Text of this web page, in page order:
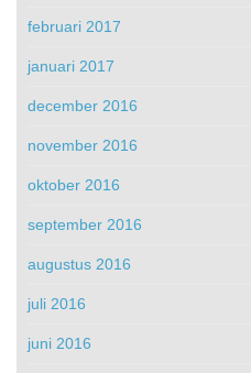
februari 2017
januari 2017
december 2016
november 2016
oktober 2016
september 2016
augustus 2016
juli 2016
juni 2016